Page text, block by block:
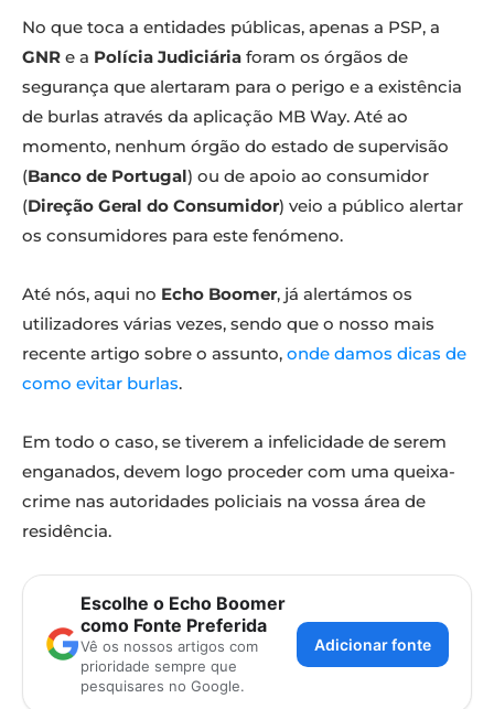
No que toca a entidades públicas, apenas a PSP, a
GNR e a Polícia Judiciária foram os órgãos de
segurança que alertaram para o perigo e a existência
de burlas através da aplicação MB Way. Até ao
momento, nenhum órgão do estado de supervisão
(Banco de Portugal) ou de apoio ao consumidor
(Direção Geral do Consumidor) veio a público alertar
os consumidores para este fenómeno.
Até nós, aqui no Echo Boomer, já alertámos os
utilizadores várias vezes, sendo que o nosso mais
recente artigo sobre o assunto, onde damos dicas de
como evitar burlas.
Em todo o caso, se tiverem a infelicidade de serem
enganados, devem logo proceder com uma queixa-
crime nas autoridades policiais na vossa área de
residência.
Escolhe o Echo Boomer
como Fonte Preferida
Vê os nossos artigos com
prioridade sempre que
pesquisares no Google.
Adicionar fonte